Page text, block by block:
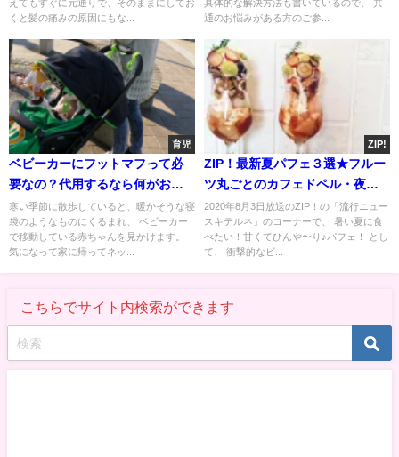
えてもすぐに元通りで、そのままにしてお
くと髪の痛みの原因にもな...
具体的な解決方法も書いているので、 共
通のお悩みがある方のご参...
育児
ベビーカーにフットマフって必
要なの？代用するなら何がおす
すめ？
寒い季節に散歩していると、暖かそうな寝
袋のようなものにくるまれ、 ベビーカー
で移動している赤ちゃんを見かけます。
気になって家に帰ってネッ...
ZIP!
ZIP！最新夏パフェ３選★フルー
ツ丸ごとのカフェドペル・夜パ
フェ店の金魚パフェなど
2020年8月3日放送のZIP！の「流行ニュー
スキテルネ」のコーナーで、 暑い夏に食
べたい！甘くてひんや〜り♪パフェ！ とし
て、 衝撃的なビ...
こちらでサイト内検索ができます